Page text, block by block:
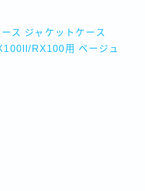
ス ジャケットケース
RX100用 ベージュ